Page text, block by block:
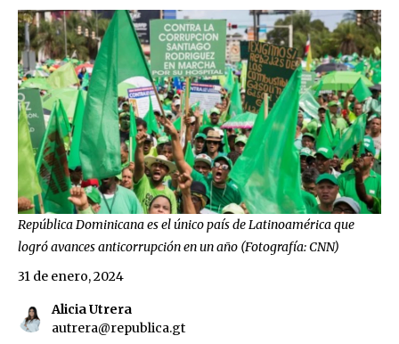
República Dominicana es el único país de Latinoamérica que
logró avances anticorrupción en un año (Fotografía: CNN)
Alicia Utrera
autrera@republica.gt
31 de enero, 2024